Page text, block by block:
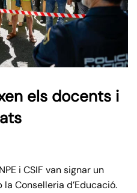
els docents i
i CSIF van signar un
Conselleria d’Educació.